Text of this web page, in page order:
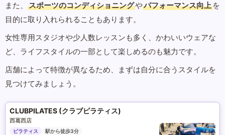
また、
スポーツのコンディショニングやパフォーマンス向上 を
目的に取り入れられることもあります。
女性専用スタジオや少人数レッスンも多く、かわいいウェアな
ど、ライフスタイルの一部として楽しめるのも魅力です。
店舗によって特徴が異なるため、まずは自分に合うスタイルを
見つけてみましょう。
CLUBPILATES (クラブピラティス)
西葛西店
ピラティス
駅から徒歩3分